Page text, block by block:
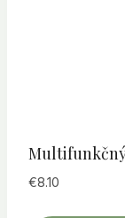
Multifunkčný
€8.10